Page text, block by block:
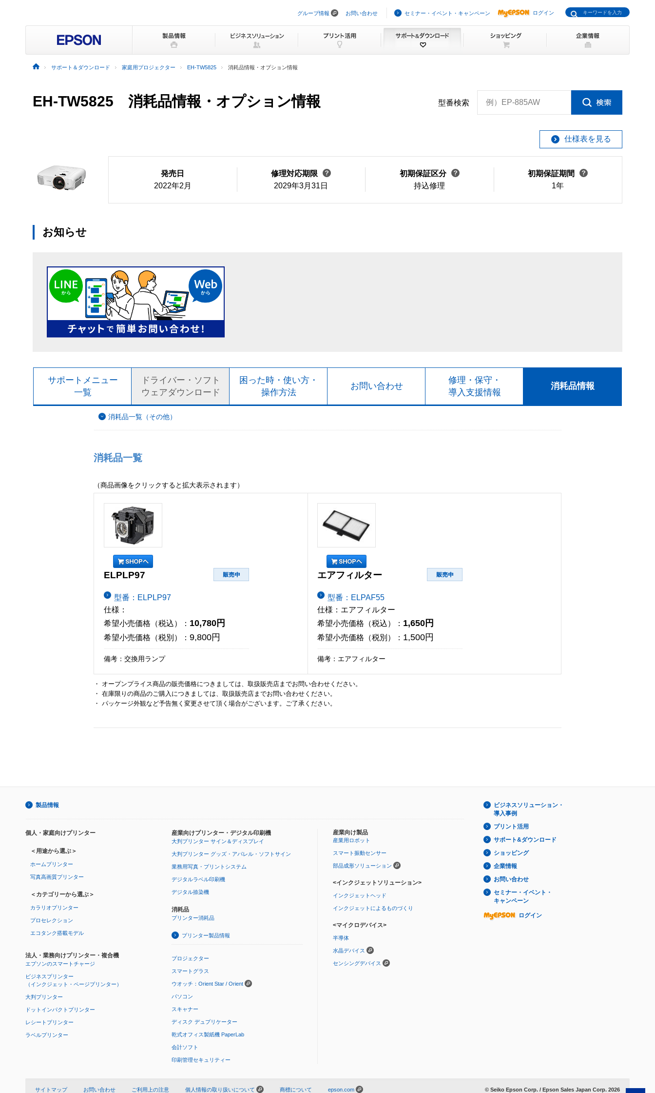
ビ
ョ
ン
を
ッ
プ
グループ情報 お問い合わせ セミナー・イベント・キャンペーン ログイン
サポート＆ダウンロード 家庭用プロジェクター EH-TW5825 消耗品情報・オプション情報
EH-TW5825 消耗品情報・オプション情報 型番検索 例）EP-885AW
仕様表を見る
発売日
2022年2月
修理対応期限
2029年3月31日
初期保証区分
持込修理
初期保証期間
1年
お知らせ
サポートメニュー
一覧
ドライバー・ソフト
ウェアダウンロード
困った時・使い方・
操作方法
お問い合わせ
修理・保守・
導入支援情報
消耗品情報
消耗品一覧（その他）
消耗品一覧
（商品画像をクリックすると拡大表示されます）
ELPLP97
型番：ELPLP97
仕様：
希望小売価格（税込）： 10,780円
希望小売価格（税別）： 9,800円
備考：交換用ランプ
エアフィルター
型番：ELPAF55
仕様：エアフィルター
希望小売価格（税込）： 1,650円
希望小売価格（税別）： 1,500円
備考：エアフィルター
・ オープンプライス商品の販売価格につきましては、取扱販売店までお問い合わせください。
・ 在庫限りの商品のご購入につきましては、取扱販売店までお問い合わせください。
・ パッケージ外観など予告無く変更させて頂く場合がございます。ご了承ください。
製品情報
個人・家庭向けプリンター
＜用途から選ぶ＞
ホームプリンター
写真高画質プリンター
＜カテゴリーから選ぶ＞
カラリオプリンター
プロセレクション
エコタンク搭載モデル
法人・業務向けプリンター・複合機
エプソンのスマートチャージ
ビジネスプリンター
（インクジェット・ページプリンター）
大判プリンター
ドットインパクトプリンター
レシートプリンター
ラベルプリンター
産業向けプリンター・デジタル印刷機
大判プリンター サイン＆ディスプレイ
大判プリンター グッズ・アパレル・ソフトサイン
業務用写真・プリントシステム
デジタルラベル印刷機
デジタル捺染機
消耗品
プリンター消耗品
プリンター製品情報
プロジェクター
スマートグラス
ウオッチ：Orient Star / Orient
パソコン
スキャナー
ディスク デュプリケーター
乾式オフィス製紙機 PaperLab
会計ソフト
印刷管理セキュリティー
産業向け製品
産業用ロボット
スマート振動センサー
部品成形ソリューション
<インクジェットソリューション>
インクジェットヘッド
インクジェットによるものづくり
<マイクロデバイス>
半導体
水晶デバイス
センシングデバイス
ビジネスソリューション・
導入事例
プリント活用
サポート&ダウンロード
ショッピング
企業情報
お問い合わせ
セミナー・イベント・
キャンペーン
ログイン
サイトマップ お問い合わせ ご利用上の注意 個人情報の取り扱いについて 商標について epson.com © Seiko Epson Corp. / Epson Sales Japan Corp. 2026